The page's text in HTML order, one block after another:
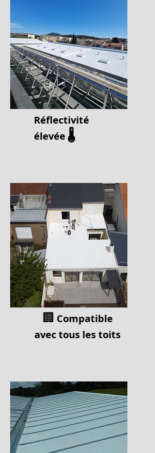
Réflectivité
élevée 🌡️
🏢 Compatible
avec tous les toits